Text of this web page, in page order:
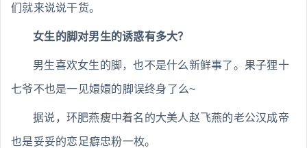
们就来说说干货。
女生的脚对男生的诱惑有多大？
男生喜欢女生的脚，也不是什么新鲜事了。果子狸十
七爷不也是一见嬛嬛的脚误终身了么~
据说，环肥燕瘦中着名的大美人赵飞燕的老公汉成帝
也是妥妥的恋足癖忠粉一枚。